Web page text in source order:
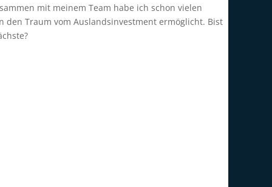
mit meinem Team habe ich schon vielen
den Traum vom Auslandsinvestment ermöglicht. Bist